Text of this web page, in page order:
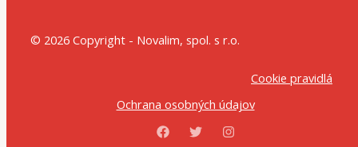
© 2026 Copyright - Novalim, spol. s r.o.
Cookie pravidlá
Ochrana osobných údajov